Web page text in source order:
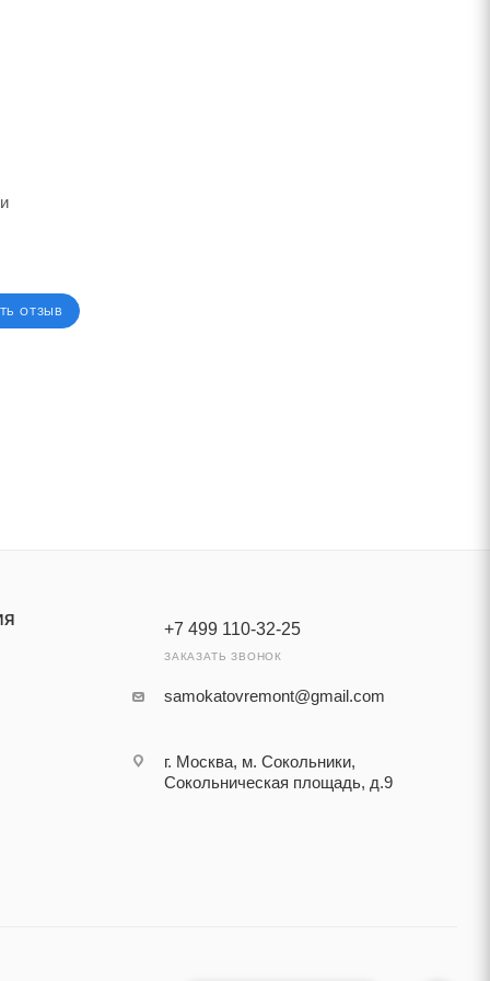
ОТЗЫВ
+7 499 110-32-25
ЗАКАЗАТЬ ЗВОНОК
samokatovremont@gmail.com
г. Москва, м. Сокольники,
Сокольническая площадь, д.9